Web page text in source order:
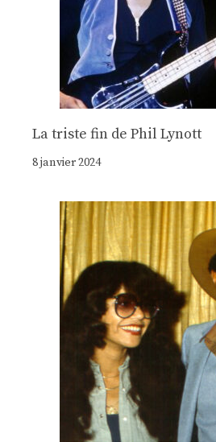
La triste fin de Phil Lynott
8 janvier 2024